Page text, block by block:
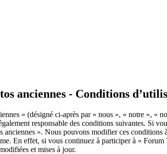
anciennes - Conditions
» (désigné ci-après par « nous », « notre », «
responsable des conditions suivantes. Si
». Nous pouvons modifier ces
En effet, si vous continuez à participer à «
et mises à jour.